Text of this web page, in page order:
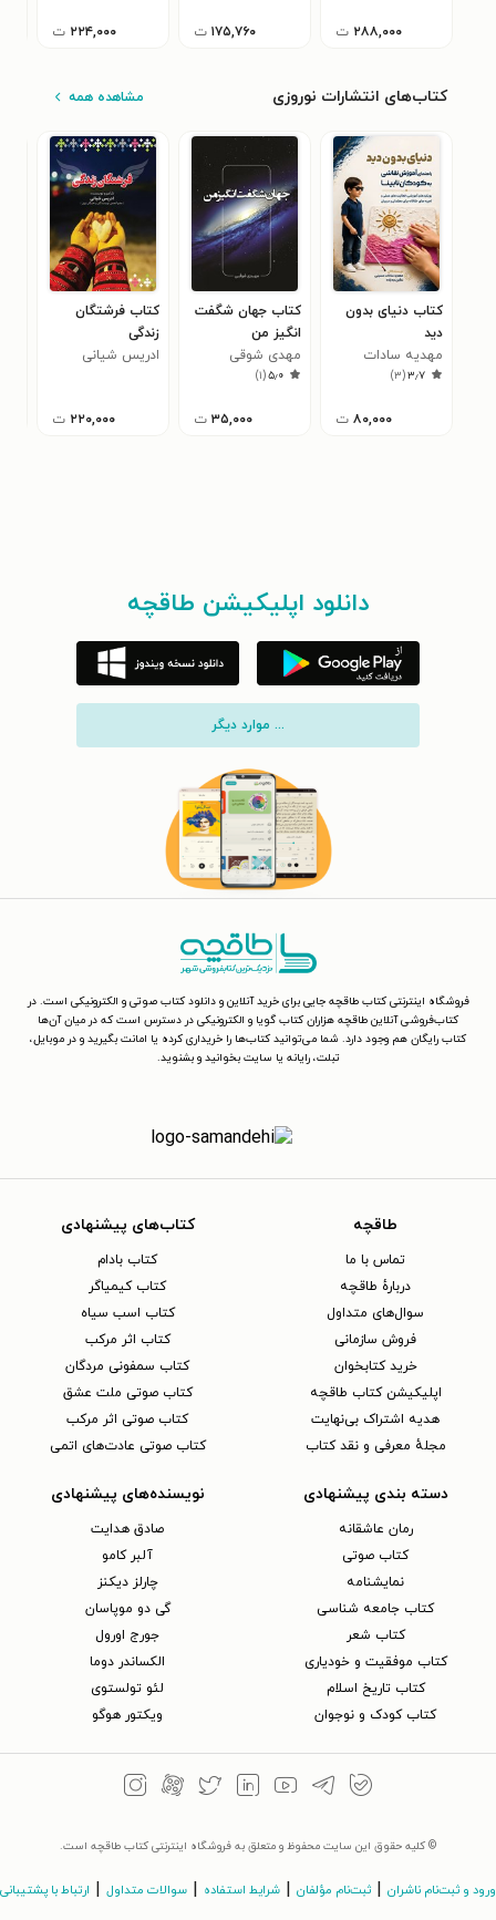
۲۸۸,۰۰۰ ت ۱۷۵,۷۶۰ ت ۲۲۴,۰۰۰ ت
کتاب‌های انتشارات نوروزی مشاهده همه
کتاب دنیای بدون
دید
مهدیه سادات
حسینی
۳٫۷(۳)
۸۰,۰۰۰ ت
کتاب جهان شگفت
انگیز من
مهدی شوقی
۵٫۰(۱)
۳۵,۰۰۰ ت
کتاب فرشتگان
زندگی
ادریس شیانی
۲۲۰,۰۰۰ ت
دانلود اپلیکیشن طاقچه
... موارد دیگر
فروشگاه اینترنتی کتاب طاقچه جایی برای خرید آنلاین و دانلود کتاب صوتی و الکترونیکی است. در
کتاب‌فروشی آنلاین طاقچه هزاران کتاب گویا و الکترونیکی در دسترس است که در میان آن‌ها
کتاب رایگان هم وجود دارد. شما می‌توانید کتاب‌ها را خریداری کرده یا امانت بگیرید و در موبایل،
تبلت، رایانه یا سایت بخوانید و بشنوید.
طاقچه
تماس با ما
دربارهٔ طاقچه
سوال‌های متداول
فروش سازمانی
خرید کتابخوان
اپلیکیشن کتاب طاقچه
هدیه اشتراک بی‌نهایت
مجلهٔ معرفی و نقد کتاب
کتاب‌های پیشنهادی
کتاب بادام
کتاب کیمیاگر
کتاب اسب سیاه
کتاب اثر مرکب
کتاب سمفونی مردگان
کتاب صوتی ملت عشق
کتاب صوتی اثر مرکب
کتاب صوتی عادت‌های اتمی
دسته بندی پیشنهادی
رمان عاشقانه
کتاب‌ صوتی
نمایشنامه
کتاب جامعه شناسی
کتاب شعر
کتاب موفقیت و خودیاری
کتاب تاریخ اسلام
کتاب کودک و نوجوان
نویسنده‌های پیشنهادی
صادق هدایت
آلبر کامو
چارلز دیکنز
گی دو موپاسان
جورج اورول
الکساندر دوما
لئو تولستوی
ویکتور هوگو
© کلیه حقوق این سایت محفوظ و متعلق به فروشگاه اینترنتی کتاب طاقچه است.
ورود و ثبت‌نام ناشران ثبت‌نام مؤلفان شرایط استفاده سوالات متداول ارتباط با پشتیبانی